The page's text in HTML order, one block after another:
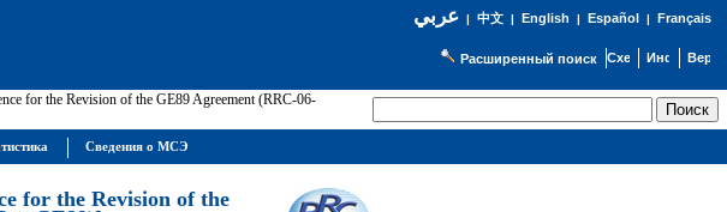
عربي| 中文| English | Español | Français
Расширенный поиск
for the Revision of the GE89 Agreement (RRC-06-
for the Revision of the
Сведения о МСЭ